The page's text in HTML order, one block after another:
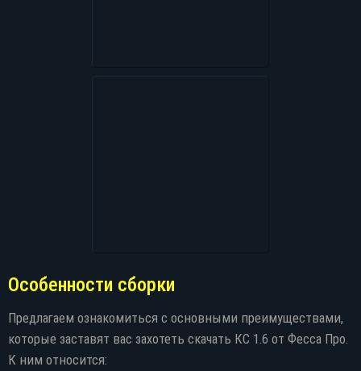
Особенности сборки
Предлагаем ознакомиться с основными преимуществами,
которые заставят вас захотеть скачать КС 1.6 от Фесса Про.
К ним относится: